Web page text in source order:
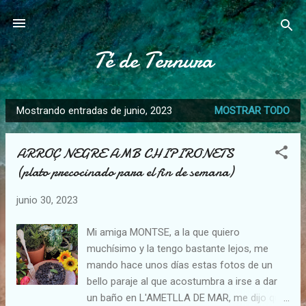
Ir al contenido principal
Té de Ternura
E
n
Mostrando entradas de junio, 2023 MOSTRAR TODO
ARROÇ NEGRE AMB CHIPIRONETS
(plato precocinado para el fin de semana)
junio 30, 2023
Mi amiga MONTSE, a la que quiero
muchísimo y la tengo bastante lejos, me
mando hace unos días estas fotos de un
bello paraje al que acostumbra a irse a dar
un baño en L'AMETLLA DE MAR, me dijo que